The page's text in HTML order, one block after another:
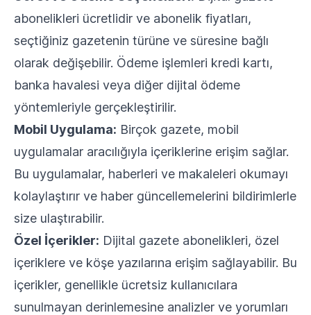
abonelikleri ücretlidir ve abonelik fiyatları,
seçtiğiniz gazetenin türüne ve süresine bağlı
olarak değişebilir. Ödeme işlemleri kredi kartı,
banka havalesi veya diğer dijital ödeme
yöntemleriyle gerçekleştirilir.
Mobil Uygulama: Birçok gazete, mobil
uygulamalar aracılığıyla içeriklerine erişim sağlar.
Bu uygulamalar, haberleri ve makaleleri okumayı
kolaylaştırır ve haber güncellemelerini bildirimlerle
size ulaştırabilir.
Özel İçerikler: Dijital gazete abonelikleri, özel
içeriklere ve köşe yazılarına erişim sağlayabilir. Bu
içerikler, genellikle ücretsiz kullanıcılara
sunulmayan derinlemesine analizler ve yorumları